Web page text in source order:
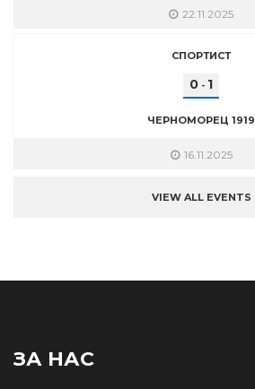
22.11.2025
СПОРТИСТ
0 - 1
ЧЕРНОМОРЕЦ 1919
16.11.2025
VIEW ALL EVENTS
ЗА НАС